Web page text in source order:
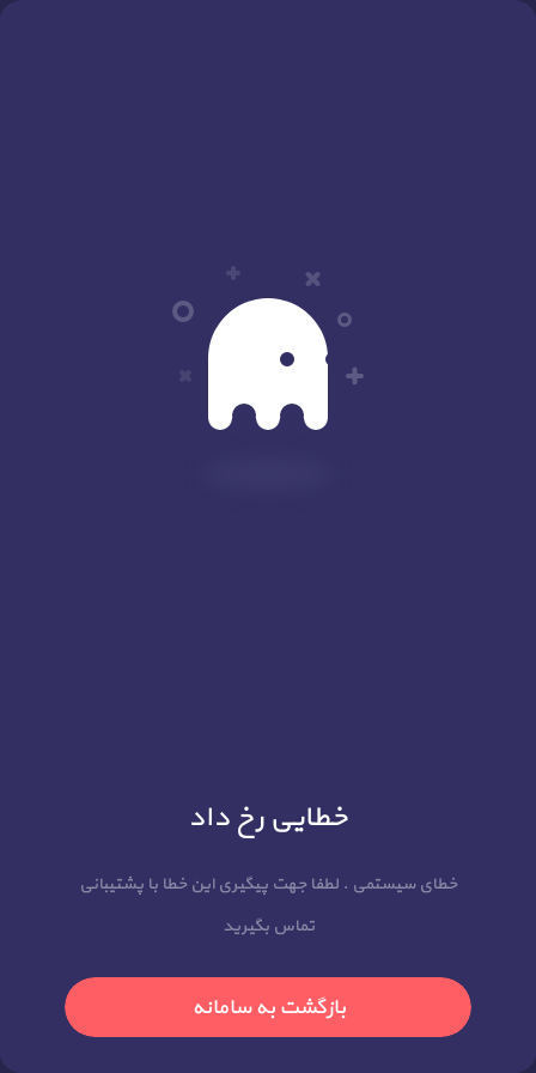
خطایی رخ داد
خطای سیستمی . لطفا جهت پیگیری این خطا با پشتیبانی
تماس بگیرید
بازگشت به سامانه